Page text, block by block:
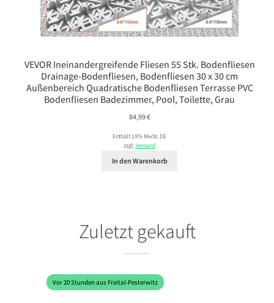
VEVOR Ineinandergreifende Fliesen 55 Stk. Bodenfliesen
Drainage-Bodenfliesen, Bodenfliesen 30 x 30 cm
Außenbereich Quadratische Bodenfliesen Terrasse PVC
Bodenfliesen Badezimmer, Pool, Toilette, Grau
84,99€
Enthält 19% MwSt. DE
zzgl.Versand
In den Warenkorb
Zuletzt gekauft
Vor 20 Stunden aus Freital-Pesterwitz